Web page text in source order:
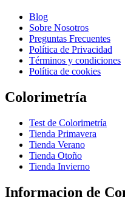
Blog
Sobre Nosotros
Preguntas Frecuentes
Política de Privacidad
Términos y condiciones
Política de cookies
Colorimetría
Test de Colorimetría
Tienda Primavera
Tienda Verano
Tienda Otoño
Tienda Invierno
Informacion de